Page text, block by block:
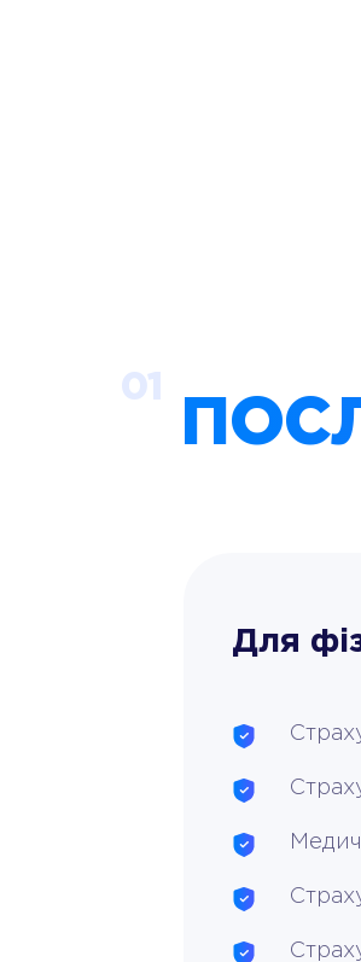
01
Для